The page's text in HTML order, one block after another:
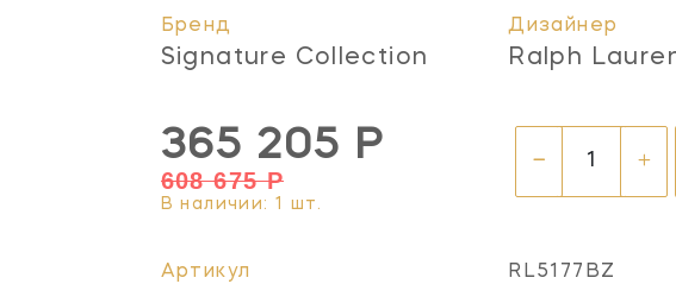
Бренд
Signature Collection
Дизайнер
Ralph
365 205 Р
608 675 Р
В наличии: 1 шт.
Артикул RL5177BZ